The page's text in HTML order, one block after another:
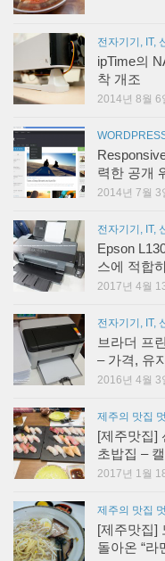
전자기기, IT,
ipTime의
착 개조
2014년 8월 6
력한 공개
2014년 7월 3
전자기기, IT,
Epson
스에 적합
2017년 4월
전자기기, IT,
브라더 프
– 가격, 유
2016년 4월 3
제주의 맛집
[제주맛집]
초밥집 –
2017년 1월
제주의 맛집
[제주맛집]
돌아온 “라